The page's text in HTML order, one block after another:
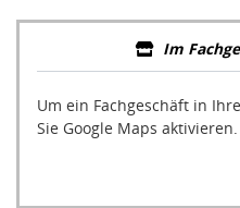
Im
Um ein Fachgeschäft in
Sie Google Maps aktivieren.